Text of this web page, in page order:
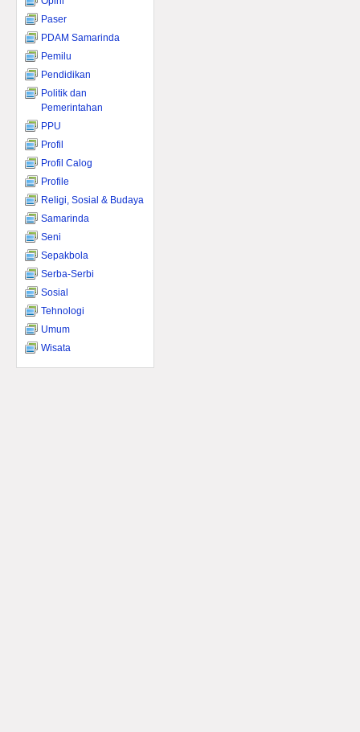
Paser
PDAM Samarinda
Pemilu
Pendidikan
Politik dan
Pemerintahan
PPU
Profil
Profil Calog
Profile
Religi, Sosial & Budaya
Samarinda
Seni
Sepakbola
Serba-Serbi
Sosial
Tehnologi
Umum
Wisata